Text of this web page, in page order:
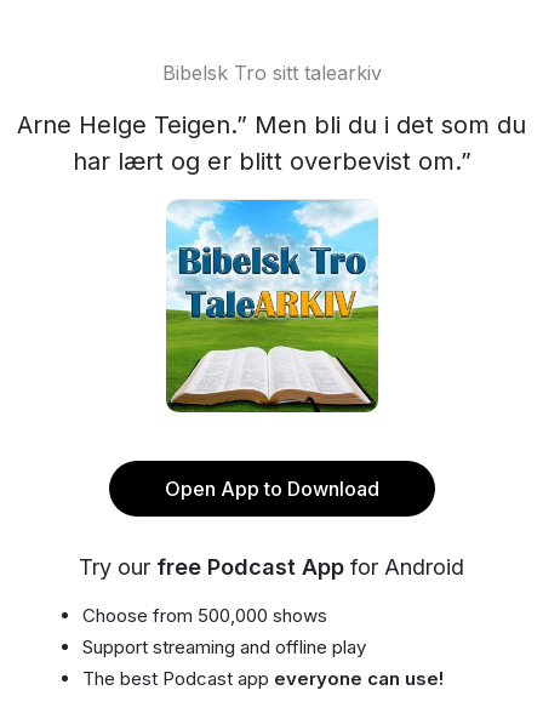
Bibelsk Tro sitt talearkiv
Arne Helge Teigen.” Men bli du i det som du
har lært og er blitt overbevist om.”
Open App to Download
Try our free Podcast App for Android
Choose from 500,000 shows
Support streaming and offline play
The best Podcast app everyone can use!